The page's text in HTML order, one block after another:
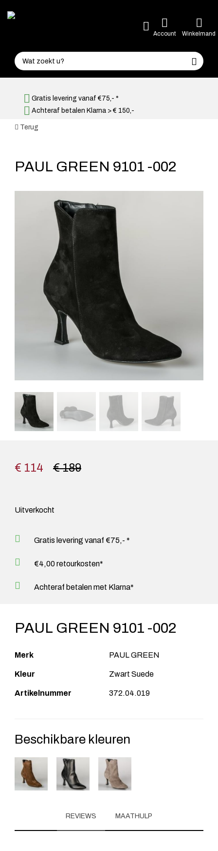
Account Winkelmand
Gratis levering vanaf €75,- *
Achteraf betalen Klarna > € 150,-
Terug
PAUL GREEN 9101 -002
€ 189
€ 114
Uitverkocht
Gratis levering vanaf €75,- *
€4,00 retourkosten*
Achteraf betalen met Klarna*
PAUL GREEN 9101 -002
Merk PAUL GREEN
Kleur Zwart Suede
Artikelnummer 372.04.019
Beschikbare kleuren
REVIEWS MAATHULP